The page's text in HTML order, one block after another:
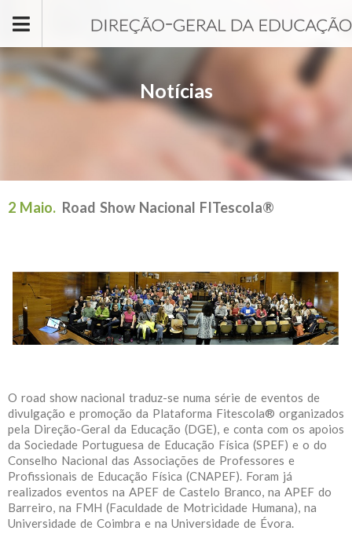
Notícias
2 Maio. Road Show Nacional FITescola®
O road show nacional traduz-se numa série de eventos de
divulgação e promoção da Plataforma Fitescola® organizados
pela Direção-Geral da Educação (DGE), e conta com os apoios
da Sociedade Portuguesa de Educação Física (SPEF) e o do
Conselho Nacional das Associações de Professores e
Profissionais de Educação Física (CNAPEF). Foram já
realizados eventos na APEF de Castelo Branco, na APEF do
Barreiro, na FMH (Faculdade de Motricidade Humana), na
Universidade de Coimbra e na Universidade de Évora.